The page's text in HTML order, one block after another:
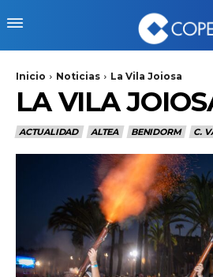
Inicio Noticias La Vila Joiosa
LA VILA
ACTUALIDAD ALTEA BENIDORM C.